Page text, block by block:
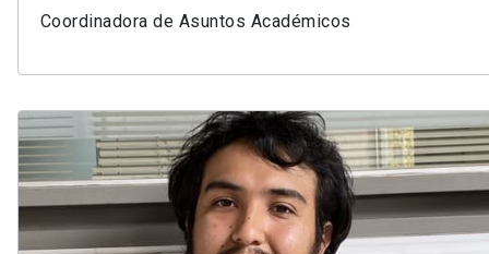
Coordinadora de Asuntos Académicos